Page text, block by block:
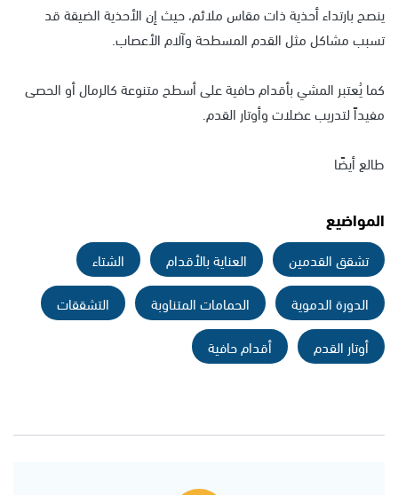
ينصح بارتداء أحذية ذات مقاس ملائم، حيث إن الأحذية الضيقة قد
تسبب مشاكل مثل القدم المسطحة وآلام الأعصاب.
كما يُعتبر المشي بأقدام حافية على أسطح متنوعة كالرمال أو الحصى
مفيداً لتدريب عضلات وأوتار القدم.
طالع أيضًا
المواضيع
تشقق القدمين العناية بالأقدام
الشتاء
الدورة الدموية
الحمامات المتناوبة
التشققات
أوتار القدم
أقدام حافية